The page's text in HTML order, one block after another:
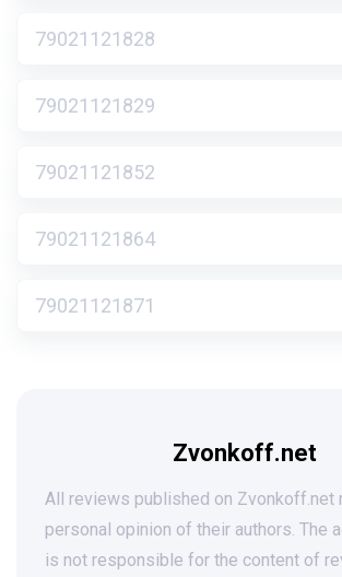
79021121828
79021121829
79021121852
79021121864
79021121871
Zvonkoff.net
All reviews published on Zvonkoff.net
personal opinion of their authors. The
is not responsible for the content of